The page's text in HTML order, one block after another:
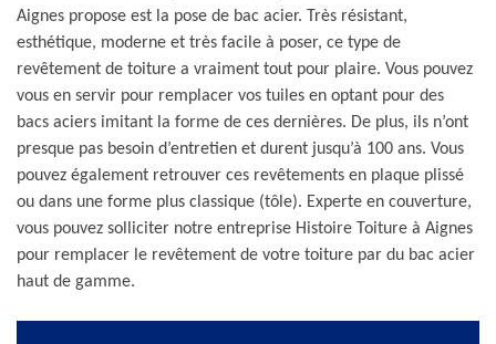
Aignes propose est la pose de bac acier. Très résistant,
esthétique, moderne et très facile à poser, ce type de
revêtement de toiture a vraiment tout pour plaire. Vous pouvez
vous en servir pour remplacer vos tuiles en optant pour des
bacs aciers imitant la forme de ces dernières. De plus, ils n’ont
presque pas besoin d’entretien et durent jusqu’à 100 ans. Vous
pouvez également retrouver ces revêtements en plaque plissé
ou dans une forme plus classique (tôle). Experte en couverture,
vous pouvez solliciter notre entreprise Histoire Toiture à Aignes
pour remplacer le revêtement de votre toiture par du bac acier
haut de gamme.